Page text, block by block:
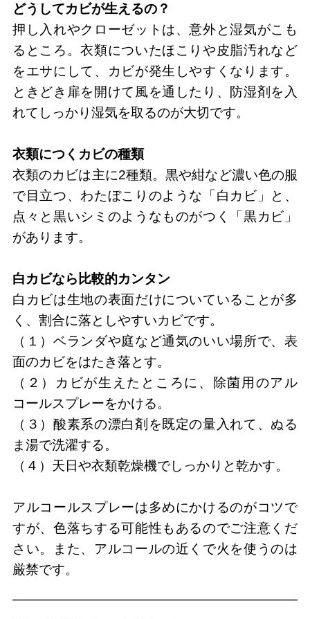
どうしてカビが生えるの？
押し入れやクローゼットは、意外と湿気がこも
るところ。衣類についたほこりや皮脂汚れなど
をエサにして、カビが発生しやすくなります。
ときどき扉を開けて風を通したり、防湿剤を入
れてしっかり湿気を取るのが大切です。
衣類につくカビの種類
衣類のカビは主に2種類。黒や紺など濃い色の服
で目立つ、わたぼこりのような「白カビ」と、
点々と黒いシミのようなものがつく「黒カビ」
があります。
白カビなら比較的カンタン
白カビは生地の表面だけについていることが多
く、割合に落としやすいカビです。
（１）ベランダや庭など通気のいい場所で、表
面のカビをはたき落とす。
（２）カビが生えたところに、除菌用のアル
コールスプレーをかける。
（３）酸素系の漂白剤を既定の量入れて、ぬる
ま湯で洗濯する。
（４）天日や衣類乾燥機でしっかりと乾かす。
アルコールスプレーは多めにかけるのがコツで
すが、色落ちする可能性もあるのでご注意くだ
さい。また、アルコールの近くで火を使うのは
厳禁です。